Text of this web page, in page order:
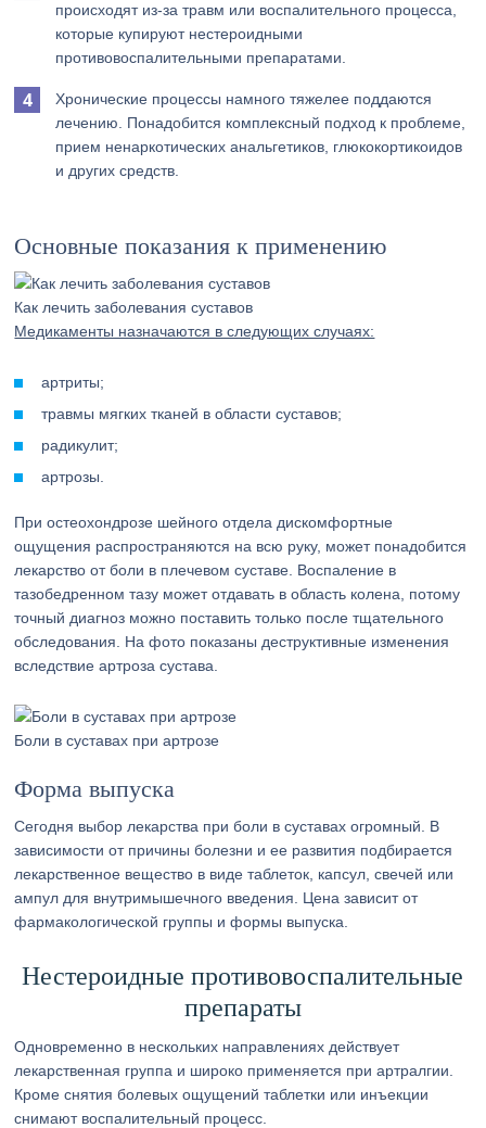
происходят из-за травм или воспалительного процесса,
которые купируют нестероидными
противовоспалительными препаратами.
Хронические процессы намного тяжелее поддаются
лечению. Понадобится комплексный подход к проблеме,
прием ненаркотических анальгетиков, глюкокортикоидов
и других средств.
Основные показания к применению
Как лечить заболевания суставов
Медикаменты назначаются в следующих случаях:
артриты;
травмы мягких тканей в области суставов;
радикулит;
артрозы.
При остеохондрозе шейного отдела дискомфортные
ощущения распространяются на всю руку, может понадобится
лекарство от боли в плечевом суставе. Воспаление в
тазобедренном тазу может отдавать в область колена, потому
точный диагноз можно поставить только после тщательного
обследования. На фото показаны деструктивные изменения
вследствие артроза сустава.
Боли в суставах при артрозе
Форма выпуска
Сегодня выбор лекарства при боли в суставах огромный. В
зависимости от причины болезни и ее развития подбирается
лекарственное вещество в виде таблеток, капсул, свечей или
ампул для внутримышечного введения. Цена зависит от
фармакологической группы и формы выпуска.
Нестероидные противовоспалительные
препараты
Одновременно в нескольких направлениях действует
лекарственная группа и широко применяется при артралгии.
Кроме снятия болевых ощущений таблетки или инъекции
снимают воспалительный процесс.